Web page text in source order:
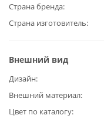
Страна бренда
Страна изготовитель
Внешний вид
Дизайн
Внешний материал
Цвет по каталогу